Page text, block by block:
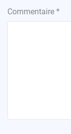
Commentaire *